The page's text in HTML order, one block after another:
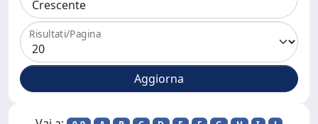
Risultati/Pagina